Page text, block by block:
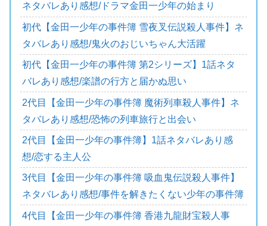
ネタバレあり感想/ドラマ金田一少年の始まり
初代【金田一少年の事件簿 雪夜叉伝説殺人事件】ネ
タバレあり感想/鬼火のおじいちゃん大活躍
初代【金田一少年の事件簿 第2シリーズ】1話ネタ
バレあり感想/楽譜の行方と届かぬ思い
2代目【金田一少年の事件簿 魔術列車殺人事件】ネ
タバレあり感想/恐怖の列車旅行と出会い
2代目【金田一少年の事件簿】1話ネタバレあり感
想/恋する主人公
3代目【金田一少年の事件簿 吸血鬼伝説殺人事件】
ネタバレあり感想/事件を解きたくない少年の事件簿
4代目【金田一少年の事件簿 香港九龍財宝殺人事